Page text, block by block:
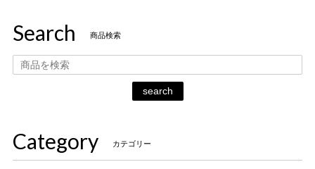
Search 商品検索
search
Category カテゴリー